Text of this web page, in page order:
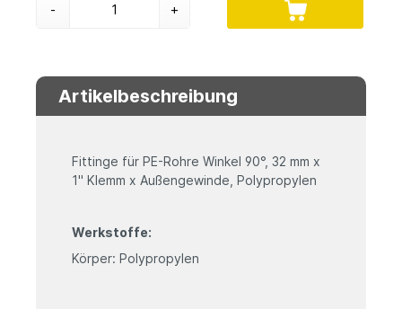
- +
Artikelbeschreibung
Fittinge für PE-Rohre Winkel 90°, 32 mm x
1" Klemm x Außengewinde, Polypropylen
Werkstoffe:
Körper: Polypropylen